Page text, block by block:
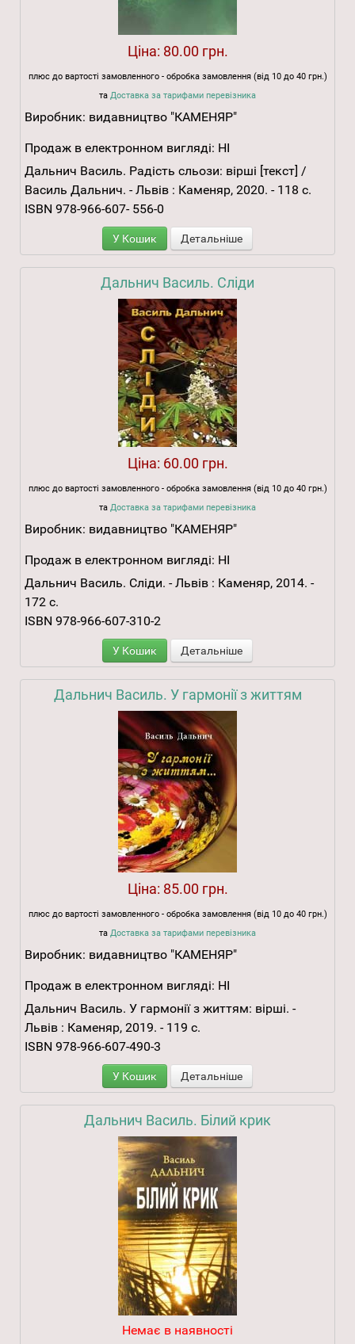
Ціна: 80.00 грн.
плюс до вартості замовленного - обробка замовлення (від 10 до 40 грн.)
та Доставка за тарифами перевізника
Виробник: видавництво "КАМЕНЯР"
Продаж в електронном вигляді: НІ
Дальнич Василь. Радість сльози: вірші [текст] /
Василь Дальнич. - Львів : Каменяр, 2020. - 118 с.
ISBN 978-966-607- 556-0
У Кошик Детальніше
Дальнич Василь. Сліди
Ціна: 60.00 грн.
плюс до вартості замовленного - обробка замовлення (від 10 до 40 грн.)
та Доставка за тарифами перевізника
Виробник: видавництво "КАМЕНЯР"
Продаж в електронном вигляді: НІ
Дальнич Василь. Сліди. - Львів : Каменяр, 2014. -
172 с.
ISBN 978-966-607-310-2
У Кошик Детальніше
Дальнич Василь. У гармонії з життям
Ціна: 85.00 грн.
плюс до вартості замовленного - обробка замовлення (від 10 до 40 грн.)
та Доставка за тарифами перевізника
Виробник: видавництво "КАМЕНЯР"
Продаж в електронном вигляді: НІ
Дальнич Василь. У гармонії з життям: вірші. -
Львів : Каменяр, 2019. - 119 с.
ISBN 978-966-607-490-3
У Кошик Детальніше
Дальнич Василь. Білий крик
Немає в наявності